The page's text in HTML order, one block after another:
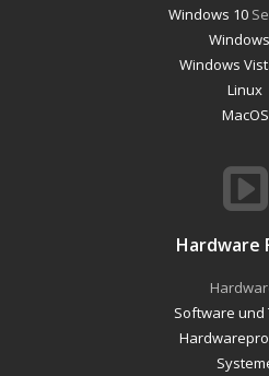
Windows 10
Windows
Linux
MacOS
Hardware
Software und